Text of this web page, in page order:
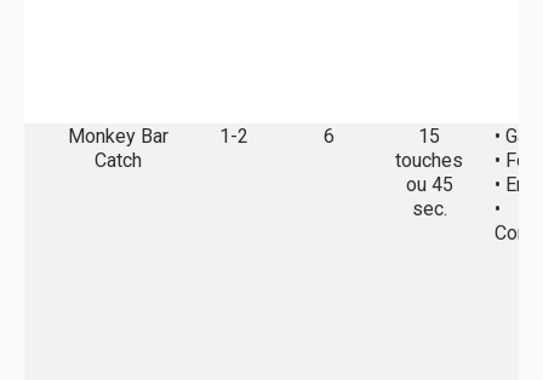
Monkey Bar
Catch
1-2 6
15
touches
ou 45
sec.
•
•
•
•